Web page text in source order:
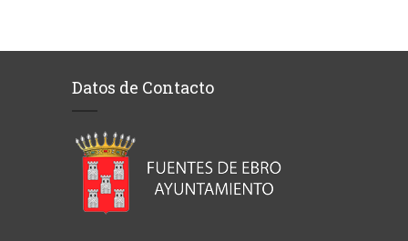
Datos de Contacto